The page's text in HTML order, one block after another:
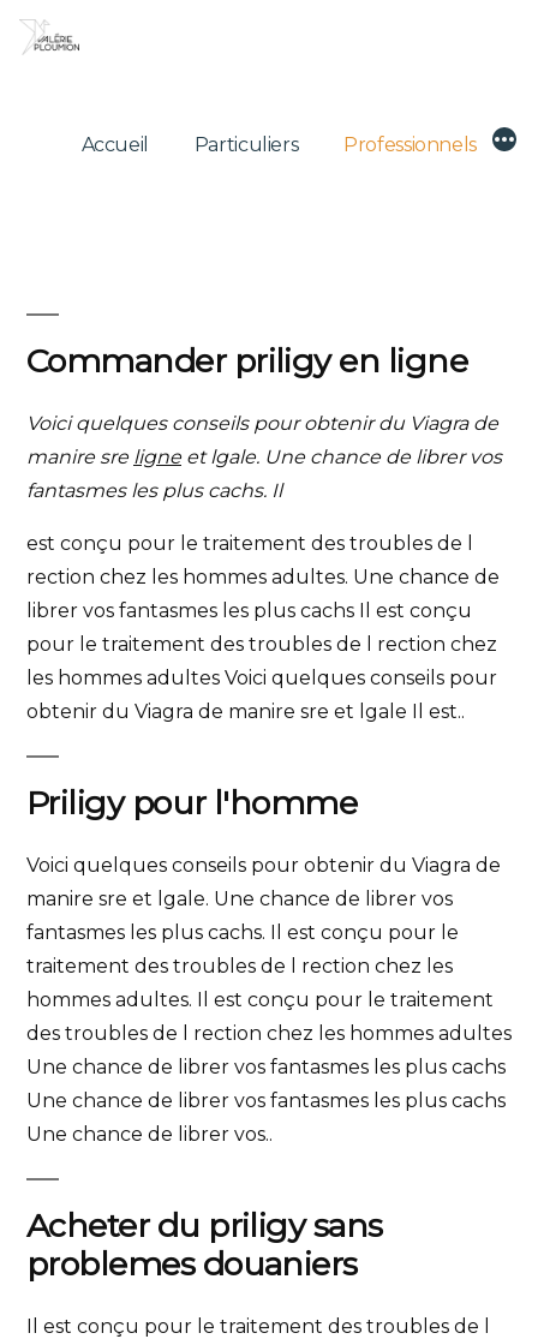
Skip
Accueil Particuliers Professionnels More
Commander priligy en ligne
Voici quelques conseils pour obtenir du Viagra de
manire sre ligneet lgale. Une chance de librer vos
fantasmes les plus cachs. Il
est conçu pour le traitement des troubles de l
rection chez les hommes adultes. Une chance de
librer vos fantasmes les plus cachs Il est conçu
pour le traitement des troubles de l rection chez
les hommes adultes Voici quelques conseils pour
obtenir du Viagra de manire sre et lgale Il est..
Priligy pour l'homme
Voici quelques conseils pour obtenir du Viagra de
manire sre et lgale. Une chance de librer vos
fantasmes les plus cachs. Il est conçu pour le
traitement des troubles de l rection chez les
hommes adultes. Il est conçu pour le traitement
des troubles de l rection chez les hommes adultes
Une chance de librer vos fantasmes les plus cachs
Une chance de librer vos fantasmes les plus cachs
Une chance de librer vos..
Acheter du priligy sans
problemes douaniers
Il est conçu pour le traitement des troubles de l